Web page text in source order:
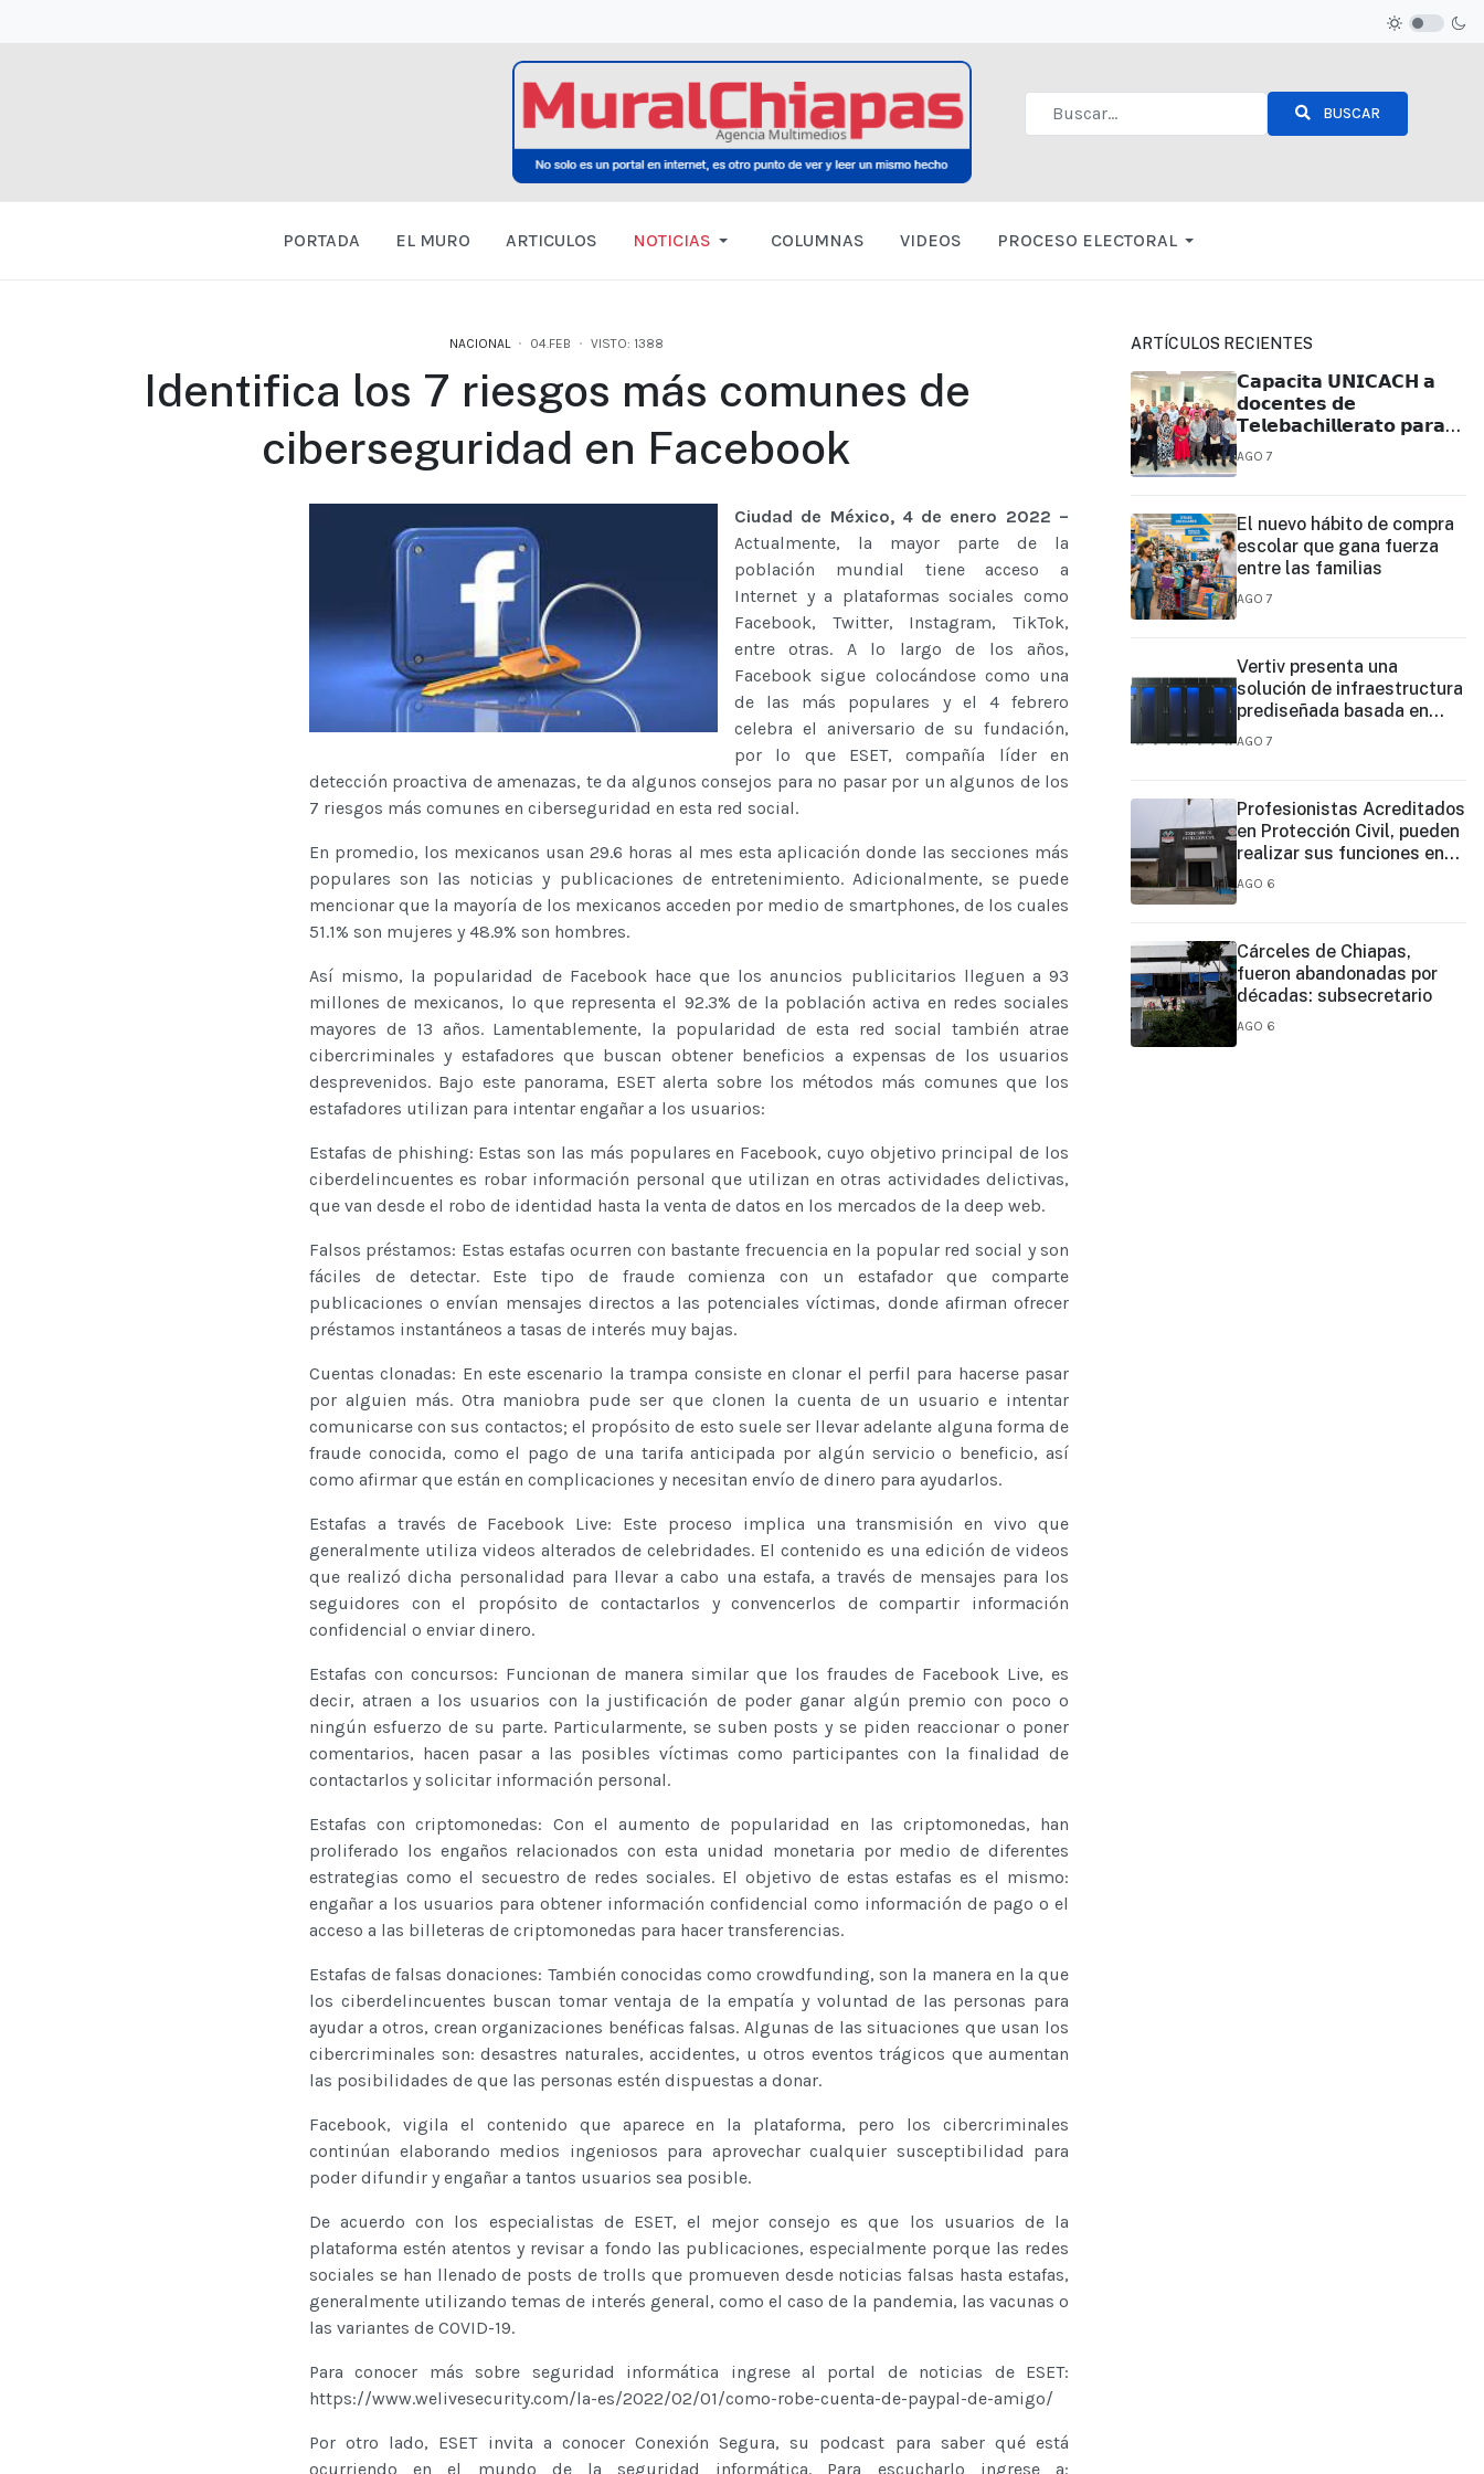
BUSCAR
PORTADA EL MURO ARTICULOS NOTICIAS COLUMNAS VIDEOS PROCESO ELECTORAL
NACIONAL 04.FEB VISTO: 1388
Identifica los 7 riesgos más comunes de
ciberseguridad en Facebook
Ciudad de México, 4 de enero 2022 –
Actualmente, la mayor parte de la
población mundial tiene acceso a
Internet y a plataformas sociales como
Facebook, Twitter, Instagram, TikTok,
entre otras. A lo largo de los años,
Facebook sigue colocándose como una
de las más populares y el 4 febrero
celebra el aniversario de su fundación,
por lo que ESET, compañía líder en
detección proactiva de amenazas, te da algunos consejos para no pasar por un algunos de los
7 riesgos más comunes en ciberseguridad en esta red social.
En promedio, los mexicanos usan 29.6 horas al mes esta aplicación donde las secciones más
populares son las noticias y publicaciones de entretenimiento. Adicionalmente, se puede
mencionar que la mayoría de los mexicanos acceden por medio de smartphones, de los cuales
51.1% son mujeres y 48.9% son hombres.
Así mismo, la popularidad de Facebook hace que los anuncios publicitarios lleguen a 93
millones de mexicanos, lo que representa el 92.3% de la población activa en redes sociales
mayores de 13 años. Lamentablemente, la popularidad de esta red social también atrae
cibercriminales y estafadores que buscan obtener beneficios a expensas de los usuarios
desprevenidos. Bajo este panorama, ESET alerta sobre los métodos más comunes que los
estafadores utilizan para intentar engañar a los usuarios:
Estafas de phishing: Estas son las más populares en Facebook, cuyo objetivo principal de los
ciberdelincuentes es robar información personal que utilizan en otras actividades delictivas,
que van desde el robo de identidad hasta la venta de datos en los mercados de la deep web.
Falsos préstamos: Estas estafas ocurren con bastante frecuencia en la popular red social y son
fáciles de detectar. Este tipo de fraude comienza con un estafador que comparte
publicaciones o envían mensajes directos a las potenciales víctimas, donde afirman ofrecer
préstamos instantáneos a tasas de interés muy bajas.
Cuentas clonadas: En este escenario la trampa consiste en clonar el perfil para hacerse pasar
por alguien más. Otra maniobra pude ser que clonen la cuenta de un usuario e intentar
comunicarse con sus contactos; el propósito de esto suele ser llevar adelante alguna forma de
fraude conocida, como el pago de una tarifa anticipada por algún servicio o beneficio, así
como afirmar que están en complicaciones y necesitan envío de dinero para ayudarlos.
Estafas a través de Facebook Live: Este proceso implica una transmisión en vivo que
generalmente utiliza videos alterados de celebridades. El contenido es una edición de videos
que realizó dicha personalidad para llevar a cabo una estafa, a través de mensajes para los
seguidores con el propósito de contactarlos y convencerlos de compartir información
confidencial o enviar dinero.
Estafas con concursos: Funcionan de manera similar que los fraudes de Facebook Live, es
decir, atraen a los usuarios con la justificación de poder ganar algún premio con poco o
ningún esfuerzo de su parte. Particularmente, se suben posts y se piden reaccionar o poner
comentarios, hacen pasar a las posibles víctimas como participantes con la finalidad de
contactarlos y solicitar información personal.
Estafas con criptomonedas: Con el aumento de popularidad en las criptomonedas, han
proliferado los engaños relacionados con esta unidad monetaria por medio de diferentes
estrategias como el secuestro de redes sociales. El objetivo de estas estafas es el mismo:
engañar a los usuarios para obtener información confidencial como información de pago o el
acceso a las billeteras de criptomonedas para hacer transferencias.
Estafas de falsas donaciones: También conocidas como crowdfunding, son la manera en la que
los ciberdelincuentes buscan tomar ventaja de la empatía y voluntad de las personas para
ayudar a otros, crean organizaciones benéficas falsas. Algunas de las situaciones que usan los
cibercriminales son: desastres naturales, accidentes, u otros eventos trágicos que aumentan
las posibilidades de que las personas estén dispuestas a donar.
Facebook, vigila el contenido que aparece en la plataforma, pero los cibercriminales
continúan elaborando medios ingeniosos para aprovechar cualquier susceptibilidad para
poder difundir y engañar a tantos usuarios sea posible.
De acuerdo con los especialistas de ESET, el mejor consejo es que los usuarios de la
plataforma estén atentos y revisar a fondo las publicaciones, especialmente porque las redes
sociales se han llenado de posts de trolls que promueven desde noticias falsas hasta estafas,
generalmente utilizando temas de interés general, como el caso de la pandemia, las vacunas o
las variantes de COVID-19.
Para conocer más sobre seguridad informática ingrese al portal de noticias de ESET:
https://www.welivesecurity.com/la-es/2022/02/01/como-robe-cuenta-de-paypal-de-amigo/
Por otro lado, ESET invita a conocer Conexión Segura, su podcast para saber qué está
ocurriendo en el mundo de la seguridad informática. Para escucharlo ingrese a:
ARTÍCULOS RECIENTES
𝗖𝗮𝗽𝗮𝗰𝗶𝘁𝗮 𝗨𝗡𝗜𝗖𝗔𝗖𝗛 𝗮
𝗱𝗼𝗰𝗲𝗻𝘁𝗲𝘀 𝗱𝗲
𝗧𝗲𝗹𝗲𝗯𝗮𝗰𝗵𝗶𝗹𝗹𝗲𝗿𝗮𝘁𝗼 𝗽𝗮𝗿𝗮
𝗳𝗼𝗿𝘁𝗮𝗹𝗲𝗰𝗲𝗿 𝘀𝘂 𝗽𝗿𝗮́𝗰𝘁𝗶𝗰𝗮
AGO 7
El nuevo hábito de compra
escolar que gana fuerza
entre las familias
AGO 7
Vertiv presenta una
solución de infraestructura
prediseñada basada en
filas para agilizar las
borde y de IA en el borde
AGO 7
Profesionistas Acreditados
en Protección Civil, pueden
realizar sus funciones en
todo el estado
AGO 6
Cárceles de Chiapas,
fueron abandonadas por
décadas: subsecretario
AGO 6